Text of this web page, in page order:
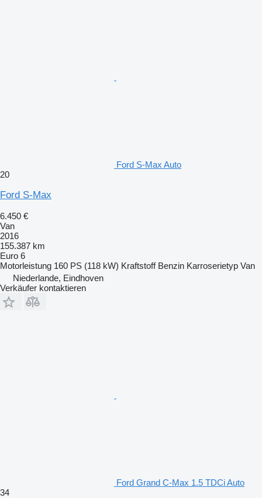
Ford S-Max Auto
20
Ford S-Max
6.450 €
Van
2016
155.387 km
Euro 6
Motorleistung 160 PS (118 kW) Kraftstoff Benzin Karroserietyp Van
Niederlande, Eindhoven
Verkäufer kontaktieren
Ford Grand C-Max 1.5 TDCi Auto
34